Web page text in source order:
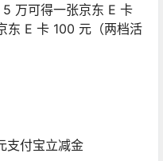
万可得一张京东 E 卡
东 E 卡 100 元（两档活
支付宝立减金